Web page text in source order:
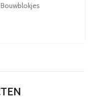
Bouwblokjes